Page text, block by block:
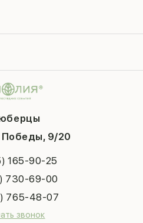
Победы, 9/20
165-90-25
730-69-00
765-48-07
звонок